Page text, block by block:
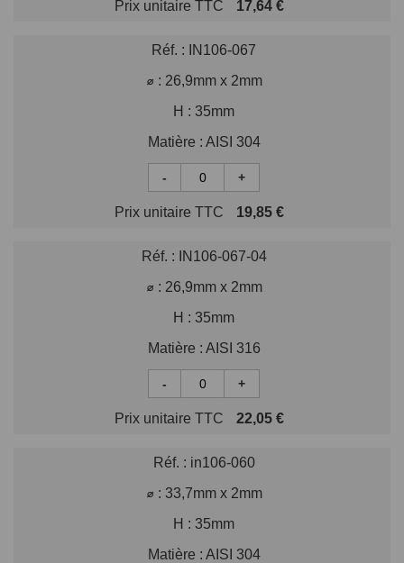
Prix unitaire TTC 17,64 €
Réf. :
IN106-067
⌀ : 26,9mm x 2mm
H : 35mm
Matière : AISI 304
- +
Prix unitaire TTC 19,85 €
Réf. :
IN106-067-04
⌀ : 26,9mm x 2mm
H : 35mm
Matière : AISI 316
- +
Prix unitaire TTC 22,05 €
Réf. : in106-060
⌀ : 33,7mm x 2mm
H : 35mm
Matière : AISI 304